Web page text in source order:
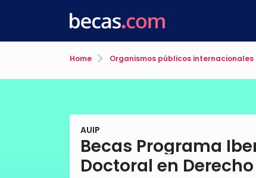
Home Organismos públicos internacionales
AUIP
Becas Programa
Doctoral en